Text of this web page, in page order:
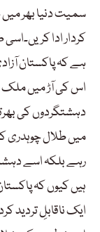
سمیت دنیا بھر
کردار ادا
ہے کہ پاکستان
اس کی آڑ میں ملک
دہشتگردوں کی
میں طلال چوہدری
رہے بلکہ اسے
ہیں کیوں کہ
ایک ناقابلِ تردید